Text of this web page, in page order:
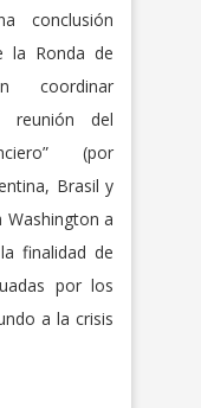
conclusión
la Ronda de
coordinar
reunión del
(por
Brasil y
Washington a
finalidad de
por los
a la crisis